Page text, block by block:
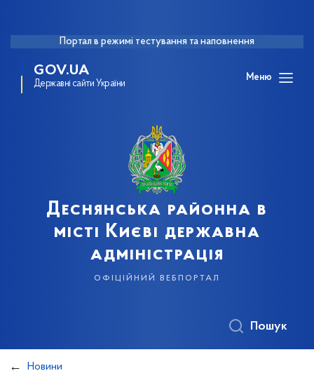
Портал в режимі тестування та наповнення
GOV.UA
Державні сайти України
Меню
Деснянська районна в
місті Києві державна
адміністрація
офіційний вебпортал
Пошук
Новини